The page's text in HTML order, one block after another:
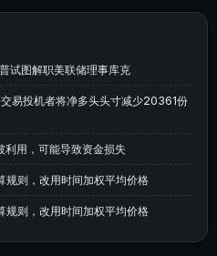
试图解职美联储理事库克
易投机者将净多头头寸减少20361份
用，可能导致资金损失
则，改用时间加权平均价格
则，改用时间加权平均价格